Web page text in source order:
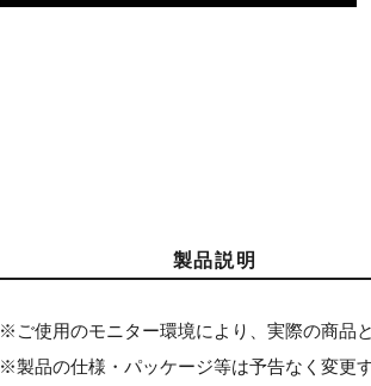
製品説明
※ご使用のモニター環境により、実際の商品
※製品の仕様・パッケージ等は予告なく変更